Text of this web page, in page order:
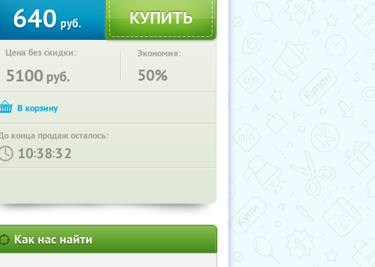
640 руб.
Цена без скидки:
5100 руб.
Экономия:
50%
конца продаж осталось:
: :
Как нас найти